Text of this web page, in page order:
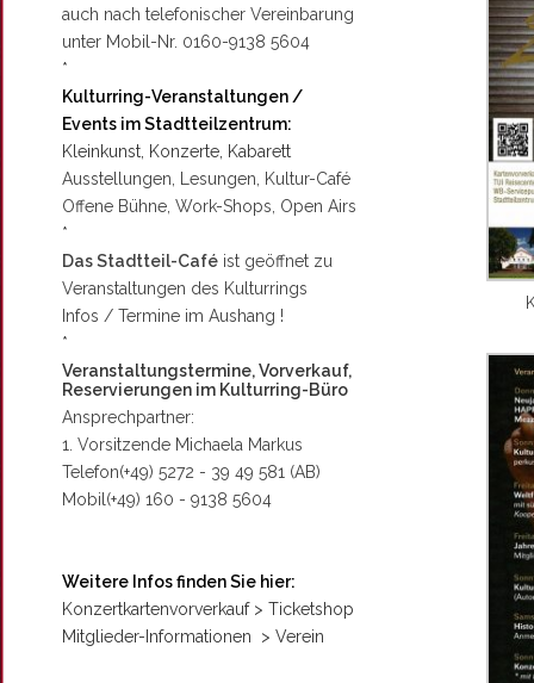
auch nach telefonischer Vereinbarung
unter Mobil-Nr. 0160-9138 5604
*
Kulturring-Veranstaltungen /
Events im Stadtteilzentrum:
Kleinkunst, Konzerte, Kabarett
Ausstellungen, Lesungen, Kultur-Café
Offene Bühne, Work-Shops, Open Airs
*
Das Stadtteil-Café ist geöffnet zu
Veranstaltungen des Kulturrings
Infos / Termine im Aushang !
*
Veranstaltungstermine, Vorverkauf,
Reservierungen im Kulturring-Büro
Ansprechpartner:
1. Vorsitzende Michaela Markus
Telefon(+49) 5272 - 39 49 581 (AB)
Mobil(+49) 160 - 9138 5604
Weitere Infos finden Sie hier:
Konzertkartenvorverkauf > Ticketshop
Mitglieder-Informationen > Verein